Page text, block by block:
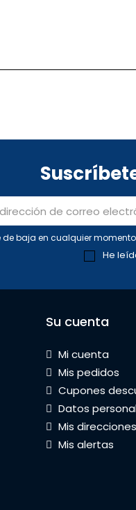
de baja en cualquier
He
Su cuenta
Mi cuenta
Mis pedidos
Cupones
Datos
Mis direcciones
Mis alertas